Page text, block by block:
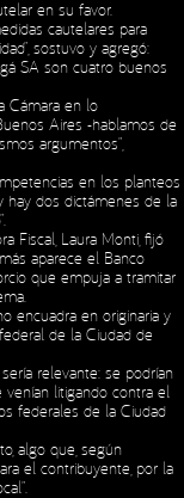
en su favor.
cautelares para
sostuvo y agregó:
SA son cuatro buenos
Cámara en lo
Aires -hablamos de
argumentos”,
en los planteos
hay dos dictámenes de la
Fiscal, Laura Monti, fijó
aparece el Banco
que empuja a tramitar
encuadra en originaria y
de la Ciudad de
relevante: se podrían
litigando contra el
federales de la Ciudad
algo que, según
el contribuyente, por la